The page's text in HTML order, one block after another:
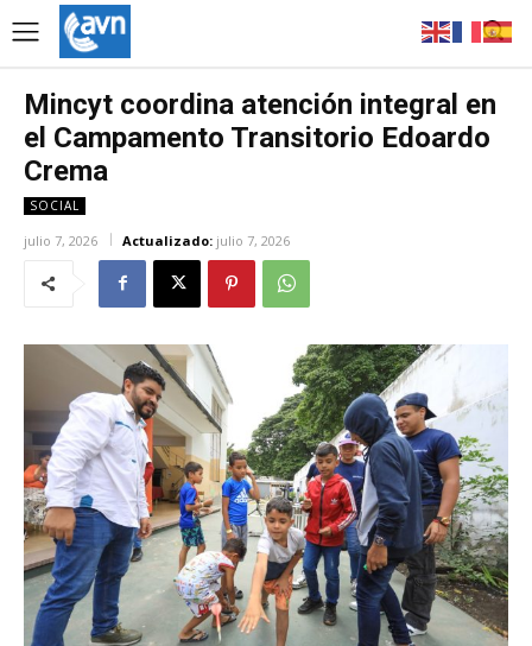
Mincyt coordina atención integral en
el Campamento Transitorio Edoardo
Crema
SOCIAL
julio 7, 2026 Actualizado: julio 7, 2026